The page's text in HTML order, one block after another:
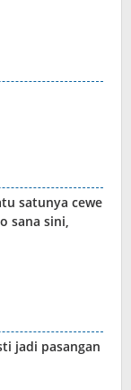
satunya cewe
sana sini,
jadi pasangan